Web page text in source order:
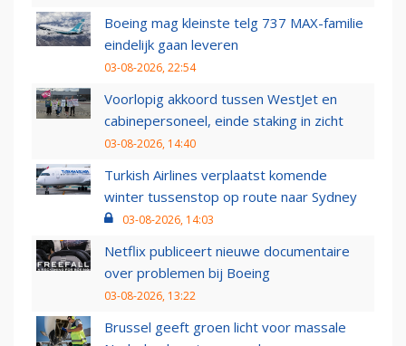
Boeing mag kleinste telg 737 MAX-familie
eindelijk gaan leveren
03-08-2026, 22:54
Voorlopig akkoord tussen WestJet en
cabinepersoneel, einde staking in zicht
03-08-2026, 14:40
Turkish Airlines verplaatst komende
winter tussenstop op route naar Sydney
03-08-2026, 14:03
Netflix publiceert nieuwe documentaire
over problemen bij Boeing
03-08-2026, 13:22
Brussel geeft groen licht voor massale